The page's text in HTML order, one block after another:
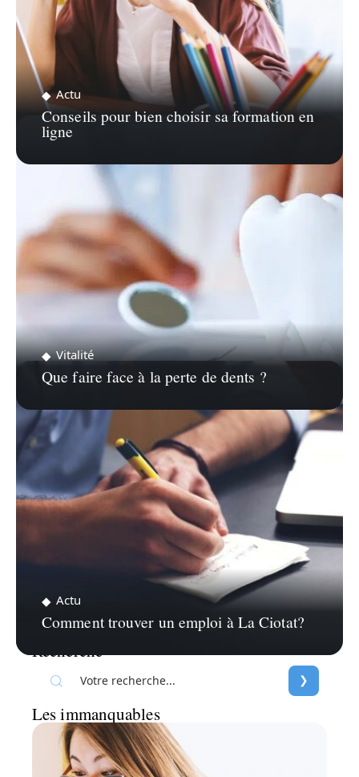
Actu
Conseils pour bien choisir sa formation en
ligne
Vitalité
Que faire face à la perte de dents ?
Actu
Comment trouver un emploi à La Ciotat?
Recherche
Les immanquables